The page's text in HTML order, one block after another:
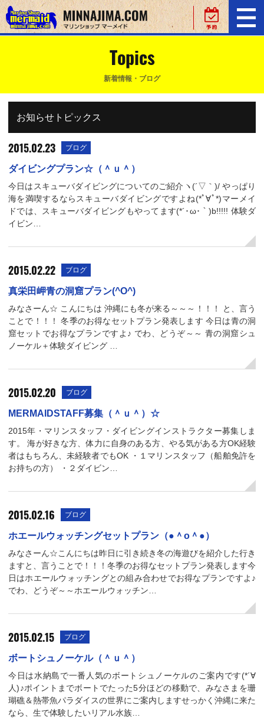
Topics
新着情報・ブログ
お知らせトピックス
2015.02.23 ブログ
ダイビングプラン☆（＾ｕ＾）
今日はスキューバダイビングについてのご紹介ヽ(´▽｀)/ やっぱり
海を満喫するならスキューバダイビングですよね(*ﾟ∀ﾟ*)マーメイ
ドでは、スキューバダイビングもやってます(*´･ω･｀)b!!!!! 体験ダ
イビン…
2015.02.22 ブログ
真栄田岬青の洞窟プラン(^O^)
みなさーん☆ こんにちは 沖縄にも冬が来る～～～！！！ と、言う
ことで！！！ 冬季のお得なセットプラン発表します 今日は青の洞
窟セットでお得なプランですよ♪ でわ、どうぞ～～ 青の洞窟シュ
ノーケル＋体験ダイビング …
2015.02.20 ブログ
MERMAIDSTAFF募集（＾ｕ＾）☆
2015年・マリンスタッフ・ダイビングインストラクター募集しま
す。 海が好きな方、体力に自身のある方、やる気がある方OK経験
者はもちろん、未経験者でもOK ・１マリンスタッフ（船舶免許を
お持ちの方） ・２ダイビン…
2015.02.16 ブログ
ホエールウォッチングセットプラン（●＾o＾●）
みなさーん☆こんにちは昨日に引き続き冬の海遊びを紹介した行き
ますと、言うことで！！！冬季のお得なセットプラン発表します今
日はホエールウォッチングとの組み合わせでお得なプランですよ♪
でわ、どうぞ～～ホエールウォッチン…
2015.02.15 ブログ
ボートシュノーケル（＾ｕ＾）
今日は水納島で一番人気のボートシュノーケルのご案内です(*´∀
人)♪ポイントまでボートでたった5分ほどの移動で、みなさまを珊
瑚礁＆熱帯魚パラダイスの世界にご案内しますせっかく沖縄に来た
なら、生で体験したいリアル水族…